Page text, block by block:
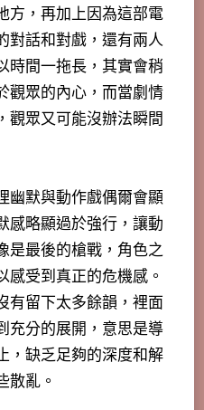
方，再加上因為這部電
對話和對戲，還有兩人
時間一拖長，其實會稍
觀眾的內心，而當劇情
觀眾又可能沒辦法瞬間
幽默與動作戲偶爾會顯
感略顯過於強行，讓動
是最後的槍戰，角色之
感受到真正的危機感。
有留下太多餘韻，裡面
充分的展開，意思是導
，缺乏足夠的深度和解
散亂。